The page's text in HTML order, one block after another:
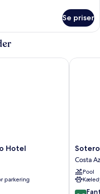
Se priser
Hotel
parkering
Sotero
Hotel
Costa
Azul
Costa
Pool
8.8
Sotero